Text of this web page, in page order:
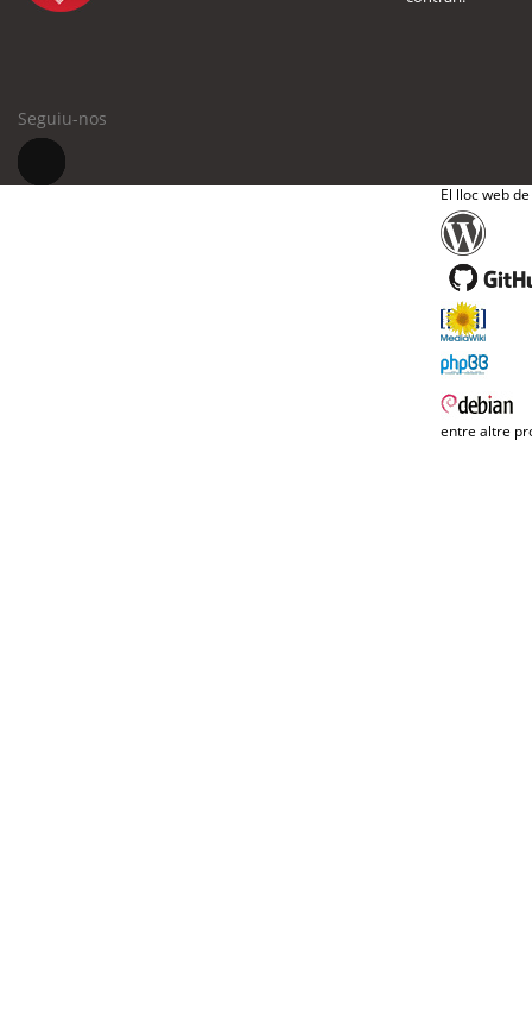
Seguiu-nos
El lloc web
entre altre